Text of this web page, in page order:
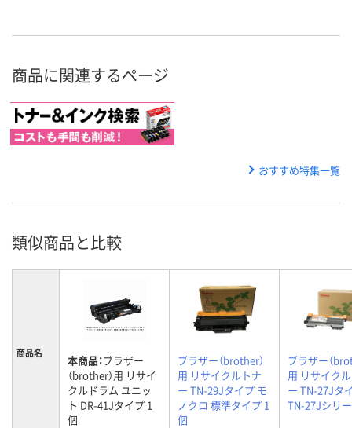
商品に関連するページ
おすすめ特集一覧
類似商品と比較
商品名 本商品：ブラザー
（brother）用 リサイ
クルドラム ユニッ
ト DR-41Jタイプ 1
個
ブラザー（brother）
用 リサイクルトナ
ー TN-29Jタイプ モ
ノクロ 標準タイプ 1
個
ブラザー（
用 リサイク
ー TN-27Jタ
TN-27Jシリ